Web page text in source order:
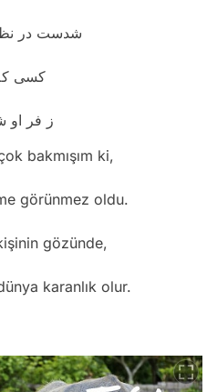
شدست در
کسی
ز فر او
bakmışım ki,
görünmez oldu.
gözünde,
karanlık olur.